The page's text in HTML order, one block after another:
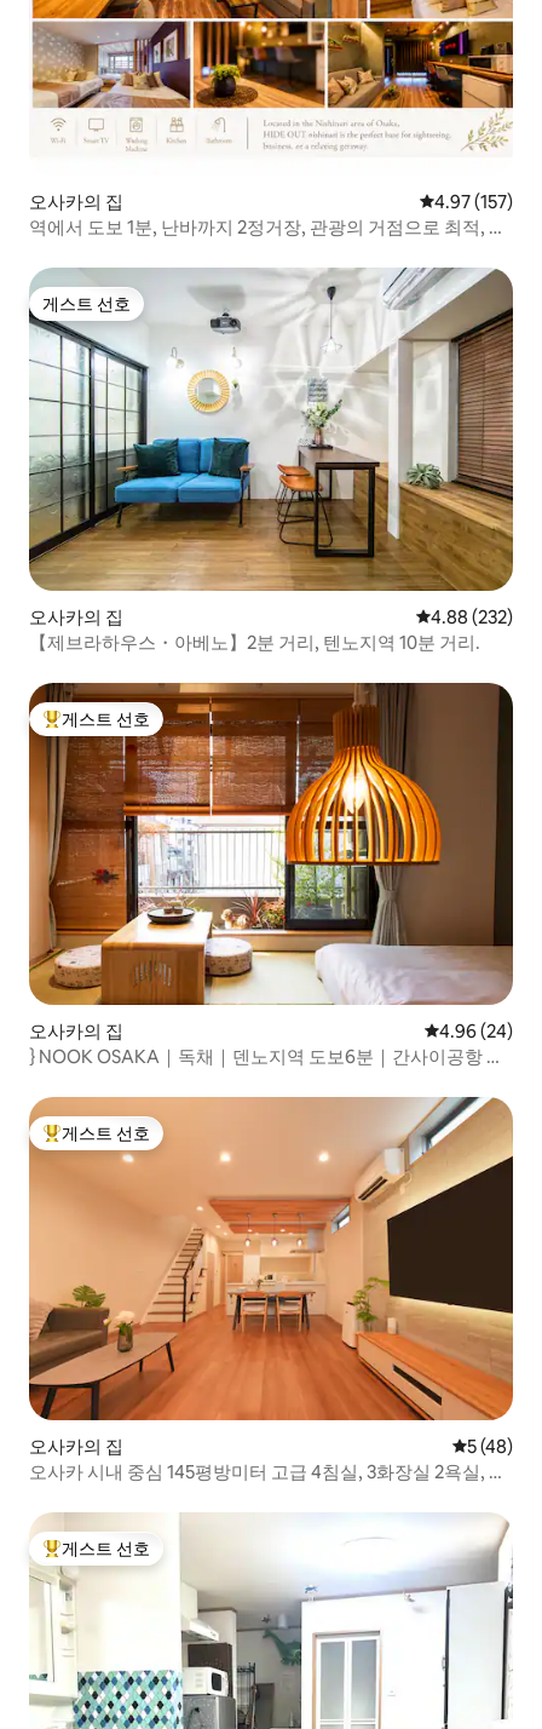
오사카의 집 평점 4.97점(5
4.97 (157)
역에서 도보 1분, 난바까지 2정거장, 관광의 거점으로 최적, 소
게스트 선호
게스트 선호
오사카의 집 평점 4.88점(5
4.88 (232)
【제브라하우스・아베노】2분 거리, 텐노지역 10분 거리.
상위 게스트 선호
게스트 선호
오사카의 집 평점 4.96점(5
4.96 (24)
} NOOK OSAKA｜독채｜덴노지역 도보6분｜간사이공항 직
상위 게스트 선호
게스트 선호
오사카의 집 평점 5점(5
5 (48)
오사카 시내 중심 145평방미터 고급 4침실, 3화장실 2욕실, 우
보 4분
상위 게스트 선호
게스트 선호